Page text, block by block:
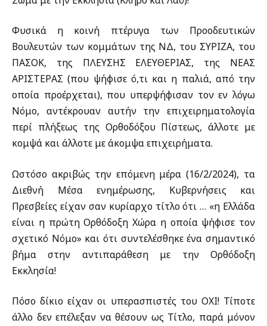
Φυσικά η κοινή πτέρυγα των Προοδευτικών
Βουλευτών των κομμάτων της ΝΔ, του ΣΥΡΙΖΑ, του
ΠΑΣΟΚ, της ΠΛΕΥΣΗΣ ΕΛΕΥΘΕΡΙΑΣ, της ΝΕΑΣ
ΑΡΙΣΤΕΡΑΣ (που ψήφισε ό,τι και η παλιά, από την
οποία προέρχεται), που υπερψήφισαν τον εν λόγω
Νόμο, αντέκρουαν αυτήν την επιχειρηματολογία
περί πλήξεως της Ορθοδόξου Πίστεως, άλλοτε με
κομψά και άλλοτε με άκομψα επιχειρήματα.
Ωστόσο ακριβώς την επόμενη μέρα (16/2/2024), τα
Διεθνή Μέσα ενημέρωσης, Κυβερνήσεις και
Πρεσβείες είχαν σαν κυρίαρχο τίτλο ότι … «η Ελλάδα
είναι η πρώτη Ορθόδοξη Χώρα η οποία ψήφισε τον
σχετικό Νόμο» και ότι συντελέσθηκε ένα σημαντικό
βήμα στην αντιπαράθεση με την Ορθόδοξη
Εκκλησία!
Πόσο δίκιο είχαν οι υπερασπιστές του ΟΧΙ! Τίποτε
άλλο δεν επέλεξαν να θέσουν ως Τίτλο, παρά μόνον